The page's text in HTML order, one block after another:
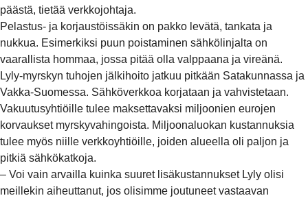
päästä, tietää verkkojohtaja.
Pelastus- ja korjaustöissäkin on pakko levätä, tankata ja
nukkua. Esimerkiksi puun poistaminen sähkölinjalta on
vaarallista hommaa, jossa pitää olla valppaana ja vireänä.
Lyly-myrskyn tuhojen jälkihoito jatkuu pitkään Satakunnassa ja
Vakka-Suomessa. Sähköverkkoa korjataan ja vahvistetaan.
Vakuutusyhtiöille tulee maksettavaksi miljoonien eurojen
korvaukset myrskyvahingoista. Miljoonaluokan kustannuksia
tulee myös niille verkkoyhtiöille, joiden alueella oli paljon ja
pitkiä sähkökatkoja.
– Voi vain arvailla kuinka suuret lisäkustannukset Lyly olisi
meillekin aiheuttanut, jos olisimme joutuneet vastaavan